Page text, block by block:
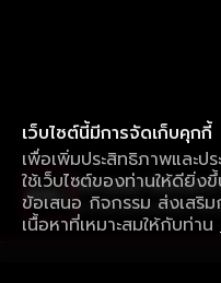
เว็บไซต์นี้มีการจัดเก็บคุกกี้
เพื่อเพิ่มประสิทธิภาพและป
ใช้เว็บไซต์ของท่านให้ดียิ่ง
ข้อเสนอ กิจกรรม ส่งเสริ
เนื้อหาที่เหมาะสมให้กับท่าน
ใช้งานแอป ลื่นไหลกว่
ดาวน์โหลดแอปเพื่อการรั